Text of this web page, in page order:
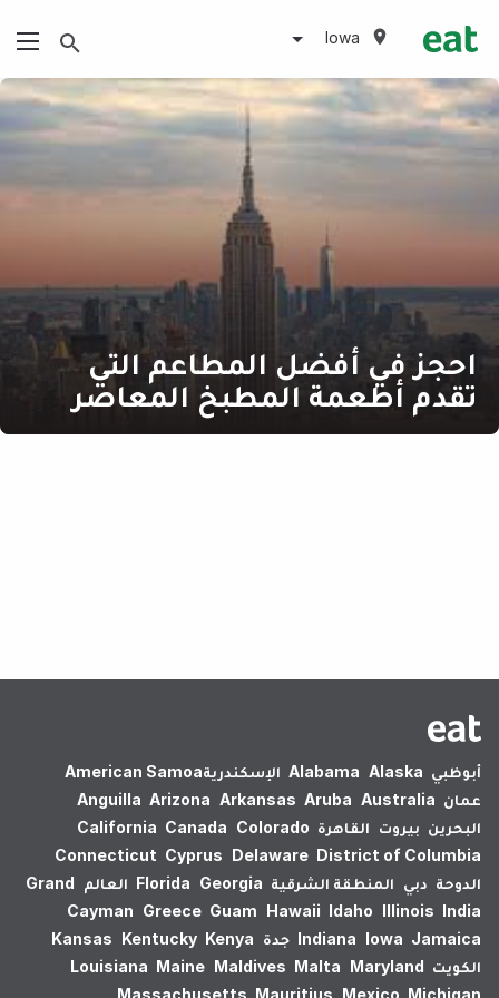
Iowa
احجز في أفضل المطاعم التي
تقدم أطعمة المطبخ المعاصر
أبوظبي Alabama Alaska الإسكندرية‎American Samoa
عمان
Anguilla Arizona Arkansas Aruba Australia
البحرين بيروت القاهرة California Canada Colorado
Connecticut Cyprus Delaware District of Columbia
الدوحة دبي المنطقة الشرقية Florida Georgia العالم
Grand
Cayman Greece Guam Hawaii Idaho Illinois India
Indiana Iowa Jamaica جدة Kansas Kentucky Kenya
الكويت
Louisiana Maine Maldives Malta Maryland